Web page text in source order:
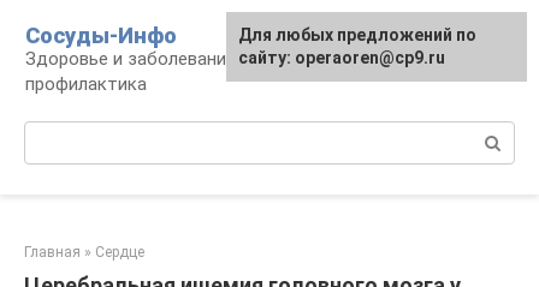
контенту
Сосуды-Инфо
Здоровье и заболевания сосудов и сердца,
профилактика
Главная » Сердце
Для любых предложений по
сайту: operaoren@cp9.ru